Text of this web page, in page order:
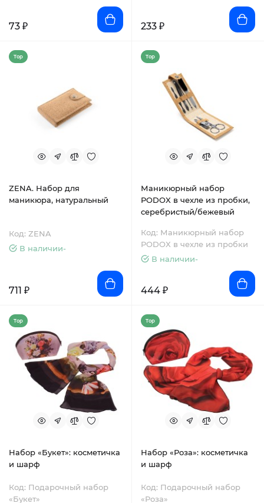
73 ₽ 233 ₽
Top
ZENA. Набор для
маникюра, натуральный
Код: ZENA
В наличии-
711 ₽
Top
Маникюрный набор
PODOX в чехле из пробки,
серебристый/бежевый
Код: Маникюрный набор
PODOX в чехле из пробки
В наличии-
444 ₽
Top
Набор «Букет»: косметичка
и шарф
Код: Подарочный набор
«Букет»
Top
Набор «Роза»: косметичка
и шарф
Код: Подарочный набор
«Роза»